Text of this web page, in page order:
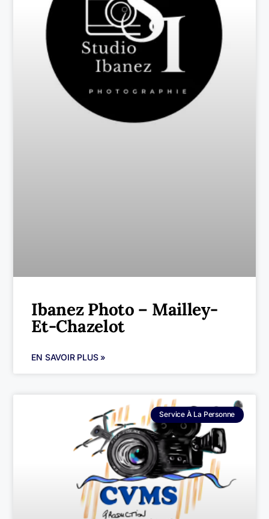
Ibanez Photo – Mailley-
Et-Chazelot
EN SAVOIR PLUS »
Service À La Personne